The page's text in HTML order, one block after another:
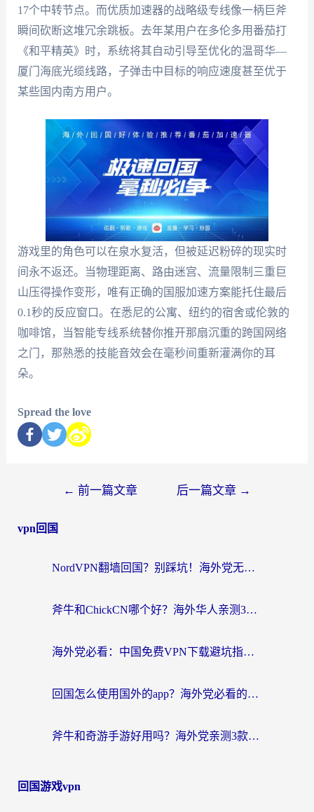
17个中转节点。而优质加速器的战略级专线像一柄巨斧
瞬间砍断这堆冗余跳板。去年某用户在多伦多用番茄打
《和平精英》时，系统将其自动引导至优化的温哥华—
厦门海底光缆线路，子弹击中目标的响应速度甚至优于
某些国内南方用户。
游戏里的角色可以在泉水复活，但被延迟粉碎的现实时
间永不返还。当物理距离、路由迷宫、流量限制三重巨
山压得操作变形，唯有正确的国服加速方案能托住最后
0.1秒的反应窗口。在悉尼的公寓、纽约的宿舍或伦敦的
咖啡馆，当智能专线系统替你推开那扇沉重的跨国网络
之门，那熟悉的技能音效会在毫秒间重新灌满你的耳
朵。
Spread the love
← 前一篇文章 后一篇文章 →
vpn回国
NordVPN翻墙回国？别踩坑！海外党无缝访问国内资源的真实指南
斧牛和ChickCN哪个好？海外华人亲测3款回国加速器+免费试用攻略
海外党必看：中国免费VPN下载避坑指南 + 无缝访问国内资源的终极方案
回国怎么使用国外的app？海外党必看的无缝访问国内资源全攻略
斧牛和奇游手游好用吗？海外党亲测3款回国加速器，选对才能无缝刷国内资源
回国游戏vpn